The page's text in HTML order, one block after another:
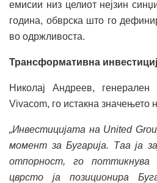
емисии низ целиот нејзин
година, обврска што го
во одржливоста.
Трансформативна
Николај Андреев,
Vivacom, го истакна значењето
„Инвестицијата на United
момент за Бугарија. Таа ја
отпорност, го
цврсто ја позиционира